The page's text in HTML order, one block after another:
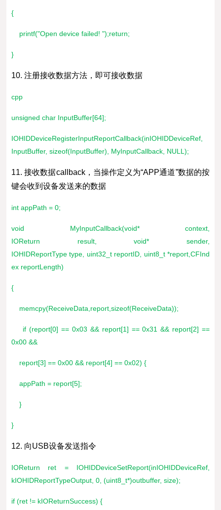
{
printf("Open device failed! ");return;
}
10. 注册接收数据方法，即可接收数据
cpp
unsigned char InputBuffer[64];
IOHIDDeviceRegisterInputReportCallback(inIOHIDDeviceRef,
InputBuffer, sizeof(InputBuffer), MyInputCallback, NULL);
11. 接收数据callback，当操作定义为“APP通道”数据的按
键会收到设备发送来的数据
int appPath = 0;
void MyInputCallback(void* context,
IOReturn result, void* sender,
IOHIDReportType type, uint32_t reportID, uint8_t *report,CFInd
ex reportLength)
{
memcpy(ReceiveData,report,sizeof(ReceiveData));
if (report[0] == 0x03 && report[1] == 0x31 && report[2] ==
0x00 &&
report[3] == 0x00 && report[4] == 0x02) {
appPath = report[5];
}
}
12. 向USB设备发送指令
IOReturn ret = IOHIDDeviceSetReport(inIOHIDDeviceRef,
kIOHIDReportTypeOutput, 0, (uint8_t*)outbuffer, size);
if (ret != kIOReturnSuccess) {